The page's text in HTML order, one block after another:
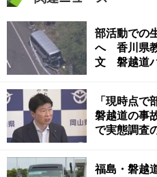
部活動での
へ 香川県
文 磐越道
「現時点
磐越道の事
で実態調査
福島・磐越